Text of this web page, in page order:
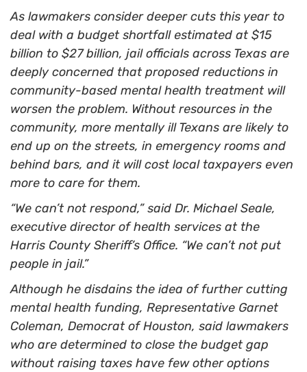
As lawmakers consider deeper cuts this year to
deal with a budget shortfall estimated at $15
billion to $27 billion, jail officials across Texas are
deeply concerned that proposed reductions in
community-based mental health treatment will
worsen the problem. Without resources in the
community, more mentally ill Texans are likely to
end up on the streets, in emergency rooms and
behind bars, and it will cost local taxpayers even
more to care for them.
“We can’t not respond,” said Dr. Michael Seale,
executive director of health services at the
Harris County Sheriff’s Office. “We can’t not put
people in jail.”
Although he disdains the idea of further cutting
mental health funding, Representative Garnet
Coleman, Democrat of Houston, said lawmakers
who are determined to close the budget gap
without raising taxes have few other options